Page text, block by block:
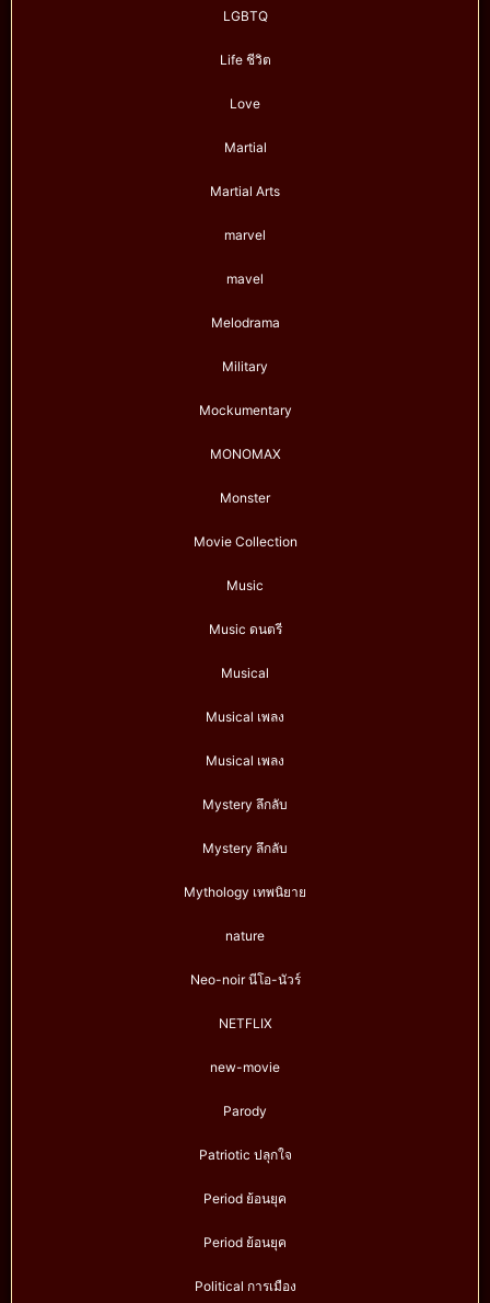
LGBTQ
Life ชีวิต
Love
Martial
Martial Arts
marvel
mavel
Melodrama
Military
Mockumentary
MONOMAX
Monster
Movie Collection
Music
Music ดนตรี
Musical
Musical เพลง
Musical เพลง
Mystery ลึกลับ
Mystery ลึกลับ
Mythology เทพนิยาย
nature
Neo-noir นีโอ-นัวร์
NETFLIX
new-movie
Parody
Patriotic ปลุกใจ
Period ย้อนยุค
Period ย้อนยุค
Political การเมือง